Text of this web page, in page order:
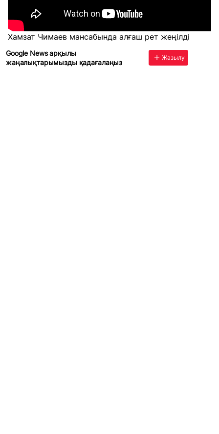
Хамзат Чимаев мансабында алғаш рет жеңілді
Google News арқылы
жаңалықтарымызды қадағалаңыз
Жазылу